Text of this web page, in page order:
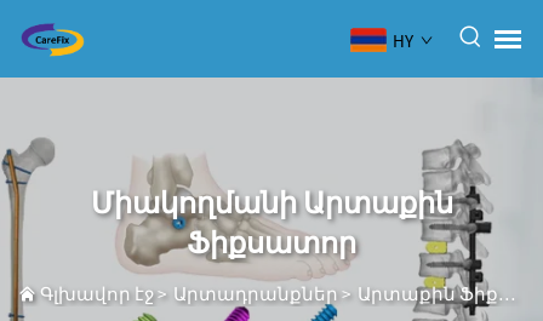
HY
Միակողմանի Արտաքին
Ֆիքսատոր
Գլխավոր էջ> Արտադրանքներ> Արտաքին Ֆիքսատոր Սիստեմ